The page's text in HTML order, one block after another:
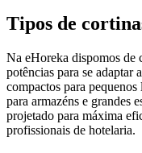
Tipos de
Na eHoreka dispomos de
potências para se adaptar
compactos para
para armazéns e grandes
projetado para máxima
profissionais de hotelaria.